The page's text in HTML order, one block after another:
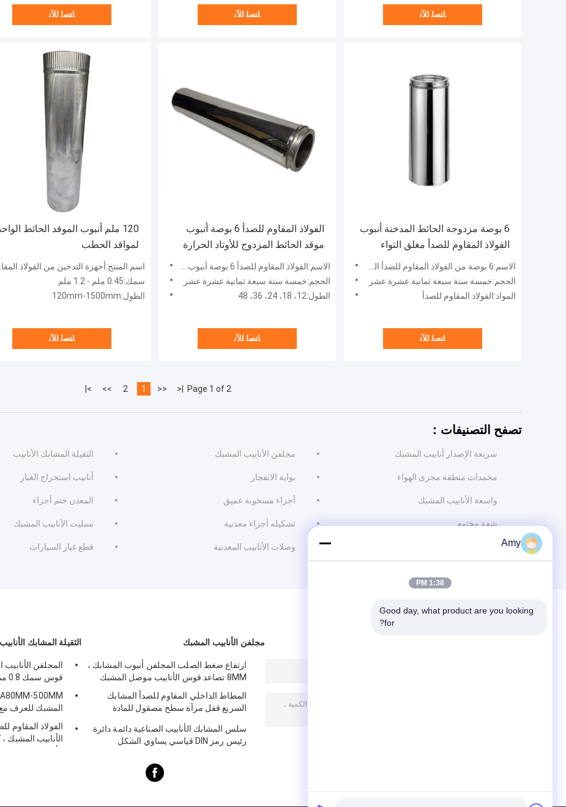
ﺎﺘﺼﻟ ﺍﻶﻧ ﺎﺘﺼﻟ ﺍﻶﻧ ﺎﺘﺼﻟ ﺍﻶﻧ
120 ملم أنبوب الموقد الحائط
لمواقد الحطب
اسم المنتج:أجهزة التدخين من الفولاذ المقاوم للصدأ
سمك:0.45 ملم - 1.2 ملم
الطول:120mm-1500mm
ﺎﺘﺼﻟ ﺍﻶﻧ
الفولاذ المقاوم للصدأ 6 بوصة أنبوب
موقد الحائط المزدوج للأوتاد الحرارة
الاسم:الفولاذ المقاوم للصدأ 6 بوصة أنبوب موقد الحائط المزدوج للأوتاد الحرارة
الحجم:خمسة ستة سبعة ثمانية عشرة عشر
الطول:12، 18، 24، 36، 48
ﺎﺘﺼﻟ ﺍﻶﻧ
6 بوصة مزدوجة الحائط المدخنة أنبوب
الفولاذ المقاوم للصدأ مغلق التواء
الاسم:6 بوصة من الفولاذ المقاوم للصدأ الجدار المزدوج مدخنة أنبوب الدخان
الحجم:خمسة ستة سبعة ثمانية عشرة عشر
المواد:الفولاذ المقاوم للصدأ
ﺎﺘﺼﻟ ﺍﻶﻧ
Page 1 of 2
|<
<<
1
2
>>
>|
تصفح التصنيفات：
الثقيلة المشابك الأنابيب مجلفن الأنابيب المشبك سريعة الإصدار أنابيب المشبك
أنابيب استخراج الغبار بوابة الانفجار مخمدات منطقة مجرى الهواء
المعدن ختم أجزاء أجزاء مسحوبة عميق واسعة الأنابيب المشبك
سبليت الأنابيب المشبك تشكيله أجزاء معدنية شفة مختوم
قطع غيار السيارات وصلات الأنابيب المعدنية
الثقيلة المشابك الأنابيب
المجلفن الأنابيب
قوس سمك 0.8 مم -0.2 مم
المشبك للعرف مع
الفولاذ المقاوم
مجلفن الأنابيب المشبك
ارتفاع ضغط الصلب المجلفن أنبوب المشابك ،
8MM تصاعد قوس الأنابيب موصل المشبك
المطاط الداخلي المقاوم للصدأ المشابك
السريع قفل مرآة سطح مصقول للمادة
سلس المشابك الأنابيب الصناعية دائمة دائرة
رئيس رمز DIN قياسي يساوي الشكل
Amy
1:38 PM
Good day, what product are you looking
for?